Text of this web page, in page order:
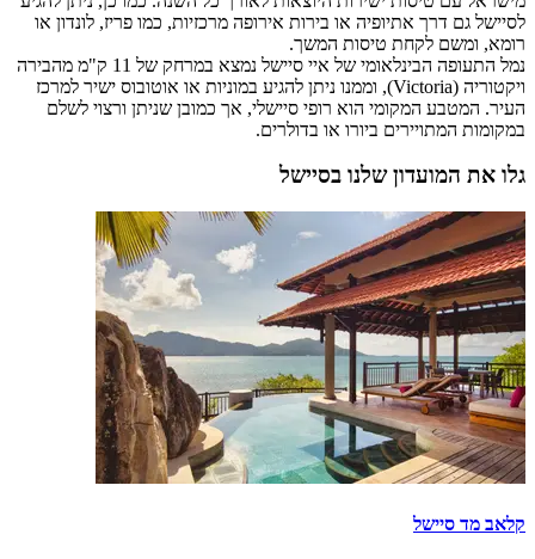
לסיישל גם דרך אתיופיה או בירות אירופה מרכזיות, כמו פריז, לונדון או
רומא, ומשם לקחת טיסות המשך.
נמל התעופה הבינלאומי של איי סיישל נמצא במרחק של 11 ק"מ מהבירה
ויקטוריה (Victoria), וממנו ניתן להגיע במוניות או אוטובוס ישיר למרכז
העיר. המטבע המקומי הוא רופי סיישלי, אך כמובן שניתן ורצוי לשלם
במקומות המתויירים ביורו או בדולרים.
גלו את המועדון שלנו בסיישל
קלאב מד סיישל